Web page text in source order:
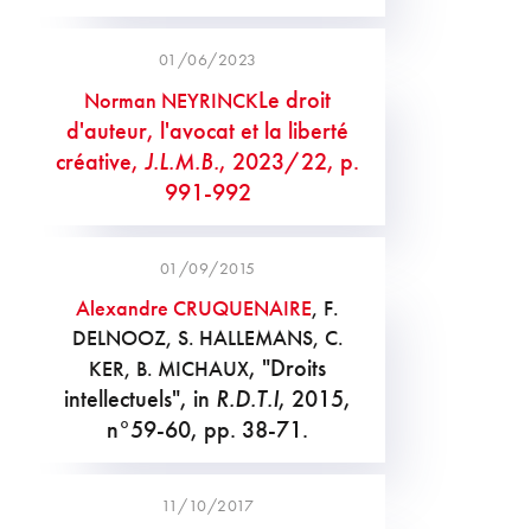
01/06/2023
Norman NEYRINCKLe droit
d'auteur, l'avocat et la liberté
créative, J.L.M.B., 2023/22, p.
991-992
01/09/2015
Alexandre CRUQUENAIRE, F.
DELNOOZ, S. HALLEMANS, C.
KER, B. MICHAUX, "Droits
intellectuels", in R.D.T.I, 2015,
n°59-60, pp. 38-71.
11/10/2017